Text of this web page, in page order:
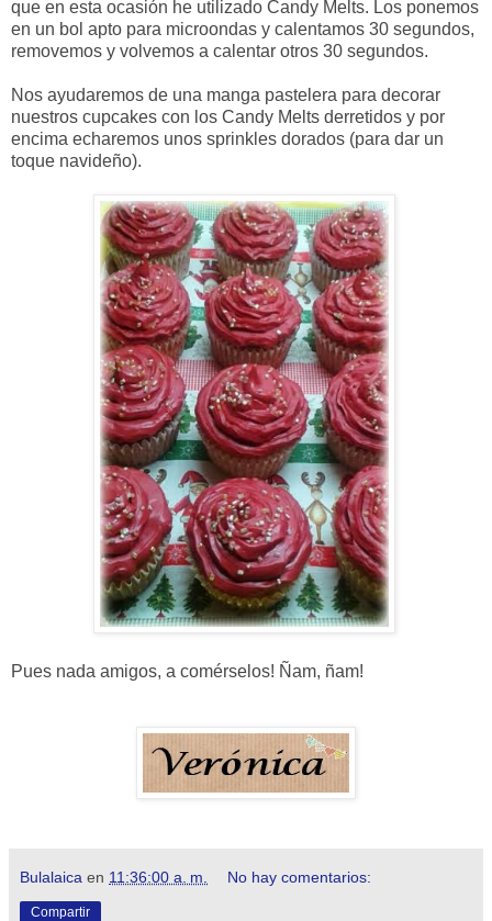
que en esta ocasión he utilizado Candy Melts. Los ponemos
en un bol apto para microondas y calentamos 30 segundos,
removemos y volvemos a calentar otros 30 segundos.
Nos ayudaremos de una manga pastelera para decorar
nuestros cupcakes con los Candy Melts derretidos y por
encima echaremos unos sprinkles dorados (para dar un
toque navideño).
Pues nada amigos, a comérselos! Ñam, ñam!
Bulalaica en 11:36:00 a. m. No hay comentarios:
Compartir